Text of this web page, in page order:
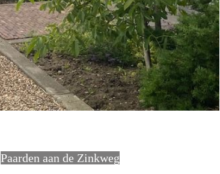
Paarden aan de Zinkweg